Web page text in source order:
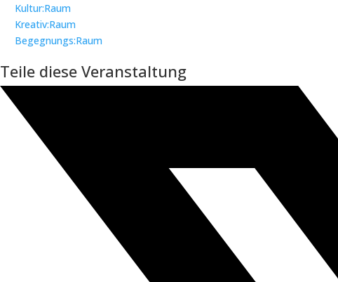
Kultur:Raum
Kreativ:Raum
Begegnungs:Raum
Teile diese Veranstaltung